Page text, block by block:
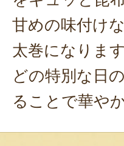
甘めの味付け
太巻になりま
どの特別な日
ることで華や